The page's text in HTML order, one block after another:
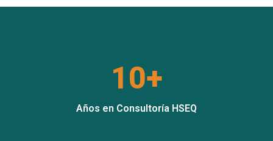
10+
Años en Consultoría HSEQ